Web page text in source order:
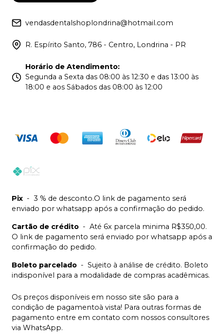
vendasdentalshoplondrina@hotmail.com
R. Espírito Santo, 786 - Centro, Londrina - PR
Horário de Atendimento:
Segunda a Sexta das 08:00 às 12:30 e das 13:00 às
18:00 e aos Sábados das 08:00 às 12:00
Pix - 3 % de desconto.O link de pagamento será
enviado por whatsapp após a confirmação do pedido.
Cartão de crédito - Até 6x parcela minima R$350,00.
O link de pagamento será enviado por whatsapp após a
confirmação do pedido.
Boleto parcelado - Sujeito à análise de crédito. Boleto
indisponível para a modalidade de compras acadêmicas.
Os preços disponíveis em nosso site são para a
condição de pagamentoà vista! Para outras formas de
pagamento entre em contato com nossos consultores
via WhatsApp.